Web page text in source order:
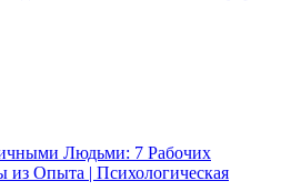
Людьми: 7 Рабочих
из Опыта | Психологическая